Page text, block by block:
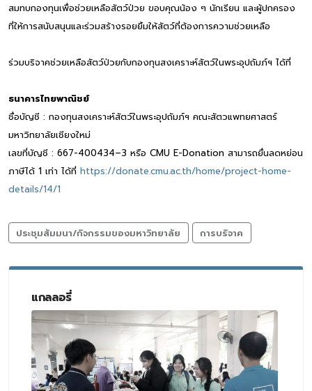
สมทบกองทุนเพื่อช่วยเหลือสัตว์ป่วย ขอบคุณน้อง ๆ นักเรียน และผู้ปกครอง
ที่ให้การสนับสนุนและร่วมสร้างรอยยิ้มให้สัตว์ที่ต้องการความช่วยเหลือ
ร่วมบริจาคช่วยเหลือสัตว์ป่วยกับกองทุนสงเคราะห์สัตว์ในพระอุปถัมภ์ฯ ได้ที่
ธนาคารไทยพาณิชย์
ชื่อบัญชี : กองทุนสงเคราะห์สัตว์ในพระอุปถัมภ์ฯ คณะสัตวแพทยศาสตร์
มหาวิทยาลัยเชียงใหม่
เลขที่บัญชี : 667-400434–3 หรือ CMU E-Donation สามารถยื่นลดหย่อน
ภาษีได้ 1 เท่า ได้ที่ https://donate.cmu.ac.th/home/project-home-
details/14/1
ประชุมสัมมนา/กิจกรรมของมหาวิทยาลัย การบริจาค
แกลลอรี่